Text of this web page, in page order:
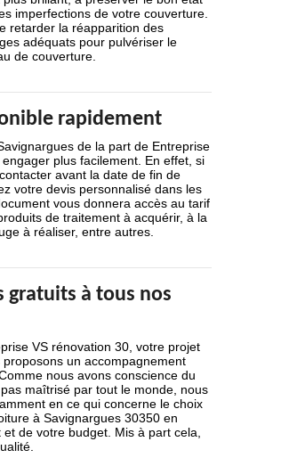
imperfections de votre couverture.
retarder la réapparition des
adéquats pour pulvériser le
de couverture.
rapidement
de la part de Entreprise
plus facilement. En effet, si
avant la date de fin de
votre devis personnalisé dans les
vous donnera accès au tarif
de traitement à acquérir, à la
à réaliser, entre autres.
gratuits à tous nos
VS rénovation 30, votre projet
un accompagnement
nous avons conscience du
maîtrisé par tout le monde, nous
en ce qui concerne le choix
à Savignargues 30350 en
de votre budget. Mis à part cela,